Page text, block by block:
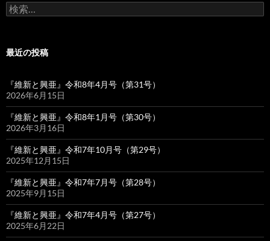
ゲ
シ
ョ
ン
検
索:
最近の投稿
『維新と興亜』令和8年4月号（第31号）
2026年6月15日
『維新と興亜』令和8年1月号（第30号）
2026年3月16日
『維新と興亜』令和7年10月号（第29号）
2025年12月15日
『維新と興亜』令和7年7月号（第28号）
2025年9月15日
『維新と興亜』令和7年4月号（第27号）
2025年6月22日